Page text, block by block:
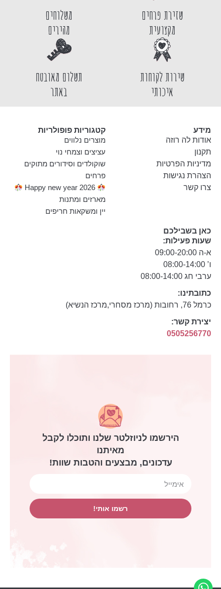
שזירת פרחים
מקצועית
משלוחים
מהירים
שירות לקוחות
איכותי
תשלום מאובטח
באתר
מידע
אודות לה רוזה
תקנון
מדיניות הפרטיות
הצהרת נגישות
צרו קשר
קטגוריות פופולריות
מוצרים נלווים
עציצים וצמחי נוי
שוקולדים וסידורים מתוקים
פרחים
Happy new year 2026
מארזים ומתנות
יין ומשקאות חריפים
כאן בשבילכם
שעות פעילות:
א-ה 09:00-20:00
ו’ 08:00-14:00
ערבי חג 08:00-14:00
כתובתינו:
כרמל 76, רחובות (מרכז מסחרי,מרכז הנשיא)
יצירת קשר:
0505256770
הירשמו לניוזלטר שלנו ותוכלו לקבל
מאיתנו
עדכונים, מבצעים והטבות שוות!
רשמו אותי!